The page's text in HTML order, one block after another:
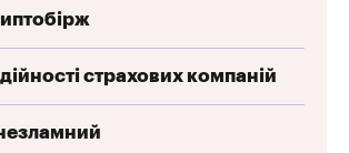
страхових компаній